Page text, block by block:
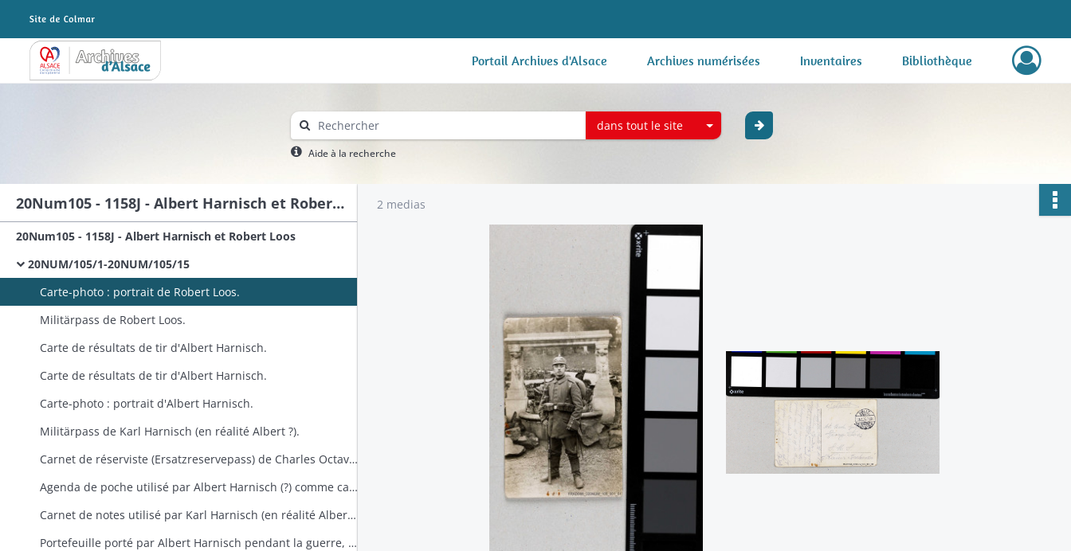
Archives Alsace - Colmar Portail Archives d'Alsace Archives numérisées Inventaires Bibliothèque
dans tout le site
Aide à la recherche
20Num105 - 1158J - Albert Harnisch et Robert Loos
20Num105 - 1158J - Albert Harnisch et Robert Loos
20NUM/105/1-20NUM/105/15
Carte-photo : portrait de Robert Loos.
Militärpass de Robert Loos.
Carte de résultats de tir d'Albert Harnisch.
Carte de résultats de tir d'Albert Harnisch.
Carte-photo : portrait d'Albert Harnisch.
Militärpass de Karl Harnisch (en réalité Albert ?).
Carnet de réserviste (Ersatzreservepass) de Charles Octave Harnisch.
Agenda de poche utilisé par Albert Harnisch (?) comme carnet de notes.
Carnet de notes utilisé par Karl Harnisch (en réalité Albert ?).
Portefeuille porté par Albert Harnisch pendant la guerre, troué par un éclat d'obus.
2 medias